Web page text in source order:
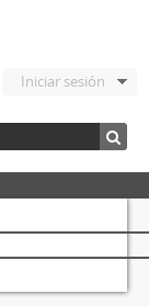
Iniciar sesión